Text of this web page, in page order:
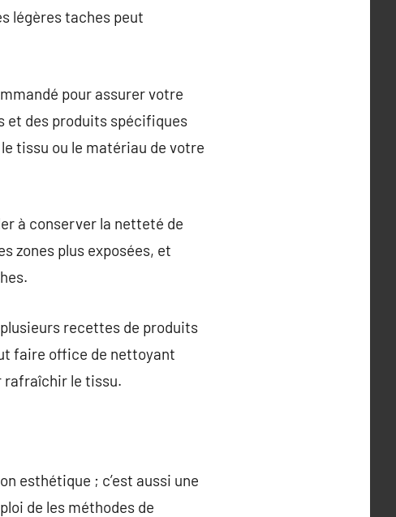
légères taches peut
pour assurer votre
et des produits spécifiques
tissu ou le matériau de votre
à conserver la netteté de
zones plus exposées, et
recettes de produits
faire office de nettoyant
rafraîchir le tissu.
esthétique ; c’est aussi une
de les méthodes de